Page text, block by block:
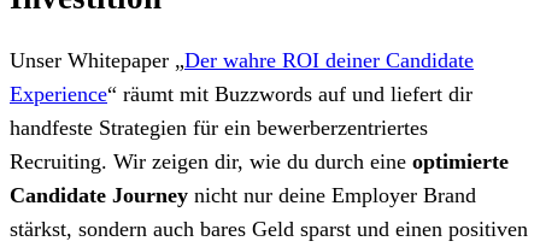
Unser Whitepaper „Der wahre ROI deiner Candidate
Experience“ räumt mit Buzzwords auf und liefert dir
handfeste Strategien für ein bewerberzentriertes
Recruiting. Wir zeigen dir, wie du durch eine optimierte
Candidate Journey nicht nur deine Employer Brand
stärkst, sondern auch bares Geld sparst und einen positiven